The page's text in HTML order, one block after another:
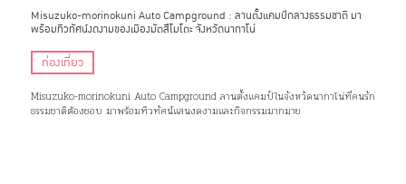
Misuzuko-morinokuni Auto Campground : ลานตั้งแคมป์กลางธรรมชาติ มา
พร้อมทิวทัศน์งดงามของเมืองมัตสึโมโตะ จังหวัดนากาโน่
ท่องเที่ยว
Misuzuko-morinokuni Auto Campground ลานตั้งแคมป์ในจังหวัดนากาโน่ที่คนรัก
ธรรมชาติต้องชอบ มาพร้อมทิวทัศน์แสนงดงามและกิจกรรมมากมาย